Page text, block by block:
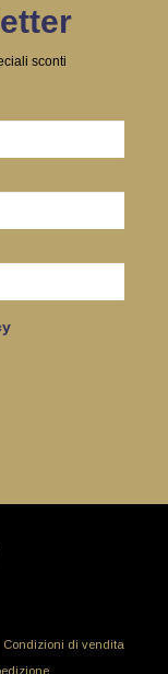
sconti
Condizioni di vendita